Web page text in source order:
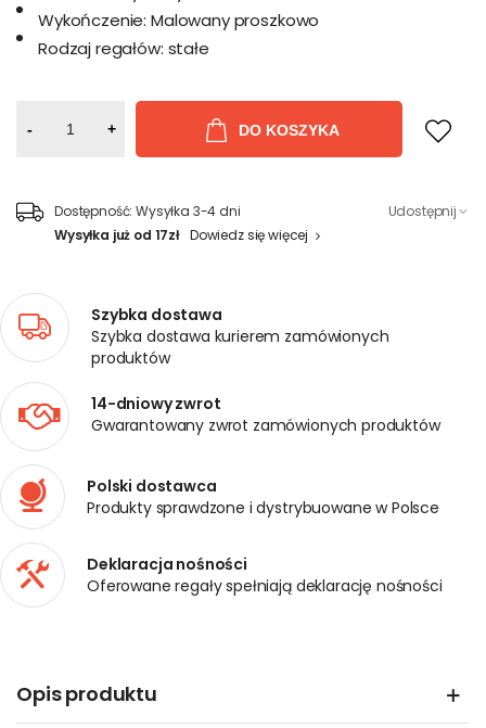
Wykończenie: Malowany proszkowo
Rodzaj regałów: stałe
- + DO KOSZYKA
Dostępność: Wysyłka 3-4 dni
Wysyłka już od 17zł Dowiedz się więcej
Udostępnij
Szybka dostawa
Szybka dostawa kurierem zamówionych
produktów
14-dniowy zwrot
Gwarantowany zwrot zamówionych produktów
Polski dostawca
Produkty sprawdzone i dystrybuowane w Polsce
Deklaracja nośności
Oferowane regały spełniają deklarację nośności
Opis produktu